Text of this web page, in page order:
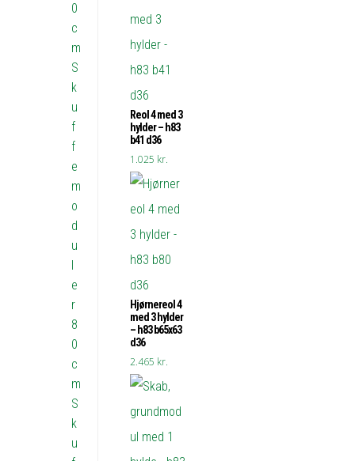
Reol 4 med 3
hylder – h83
b41 d36
1.025 kr.
Hjørnereol 4
med 3 hylder
– h83 b65x63
d36
2.465 kr.
0
c
m
S
k
u
f
f
e
m
o
d
u
l
e
r
8
0
c
m
S
k
u